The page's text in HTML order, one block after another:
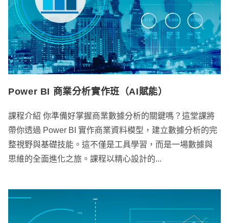
Power BI 商業分析實作班（AI賦能）
課程介紹 你準備好掌握商業數據分析的關鍵嗎？這堂課將
帶你透過 Power BI 實作商業資料模型，建立數據分析的完
整視野與基礎技能。這不僅是工具學習，而是一場數據與
思維的全面進化之旅。課程以精心設計的...